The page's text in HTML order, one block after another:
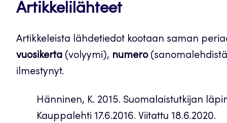
Artikkelilähteet
Artikkeleista lähdetiedot kootaan saman
vuosikerta (volyymi), numero
ilmestynyt.
Hänninen, K. 2015. Suomalaistutkijan
Kauppalehti 17.6.2016. Viitattu 18.6.2020.